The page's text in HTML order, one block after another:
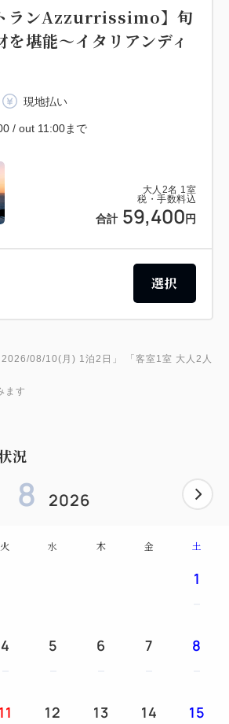
大人 2名 1 室
税・手数料込
合計 59,400 円
トランAzzurrissimo】旬
を堪能～イタリアンディ
現地払い
/ out 11:00まで
選択
08/10(月) 1泊2日 」 「客室1室 大人2人
ます
況
8 2026
火 水 木 金 土
1
4 5 6 7 8
11 12 13 14 15